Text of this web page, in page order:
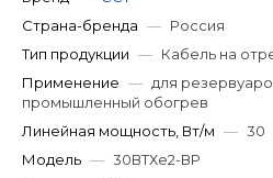
Страна-бренда — Россия
Тип продукции — Кабель на
Применение — для
промышленный обогрев
Линейная мощность, Вт/м — 30
Модель — 30ВТХe2-ВР